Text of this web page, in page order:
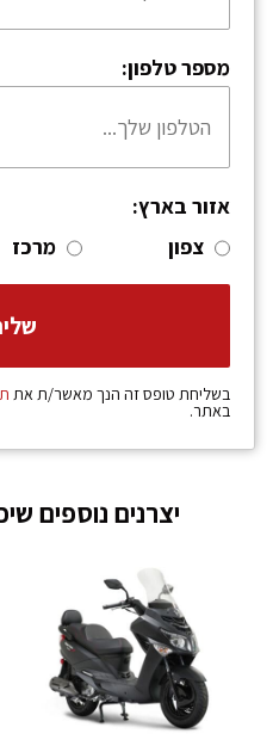
מספר טלפון:
אזור בארץ:
צפון
מרכז
בשליחת טופס זה הנך מאשר/ת את
באתר.
יצרנים נוספים